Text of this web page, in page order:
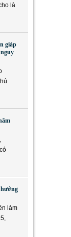
là
giáp
làm